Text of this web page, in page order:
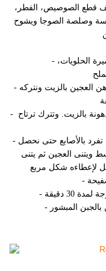
وصلصة الصوجا ويشوح
- في إناء الخلاط يوضع الدقيق، خميرة الحلويات،
- تجمع بالماء ويدلك العجين لمدة 10 دقائق. يدهن العجين بالزيت ونتركه
- تشكل كريات العجين وتصفف في صفيحة مدهونة بالزيت. وتترك ترتاح
- يفرد العجين فوق طاولة عمل مدهونة بالزيت. تفرد بالأصابع حتى نحصل
العجين ثم يتنى